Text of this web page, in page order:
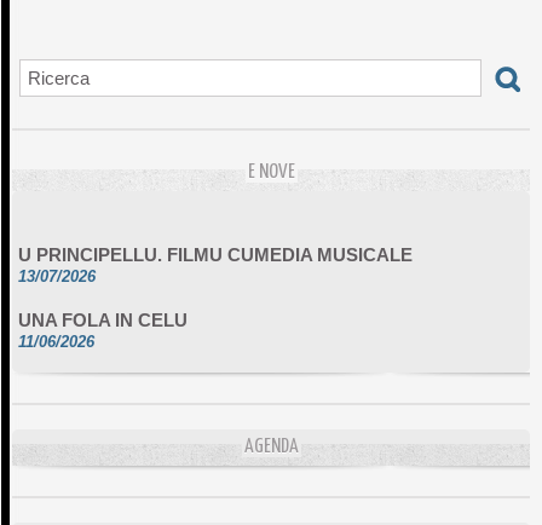
E NOVE
13/07/2026
11/06/2026
DA SCIMULÌ
10/06/2026
AGENDA